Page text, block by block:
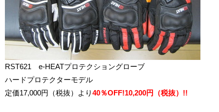
RST621 e-HEATプロテクショングローブ
ハードプロテクターモデル
定価17,000円（税抜）より40％OFF!10,200円（税抜）!!